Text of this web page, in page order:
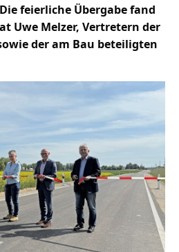
feierliche Übergabe fand
Uwe Melzer, Vertretern der
der am Bau beteiligten